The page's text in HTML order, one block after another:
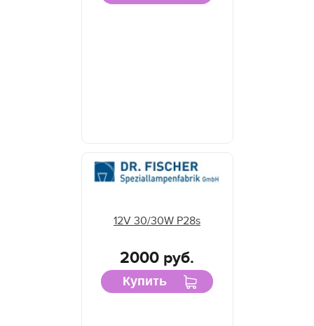
12V 30/30W P28s
2000 руб.
Купить